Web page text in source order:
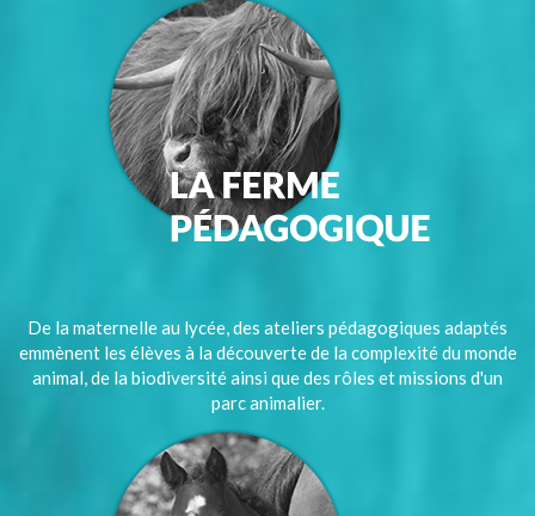
De la maternelle au lycée, des ateliers pédagogiques adaptés
emmènent les élèves à la découverte de la complexité du monde
animal, de la biodiversité ainsi que des rôles et missions d'un
parc animalier.